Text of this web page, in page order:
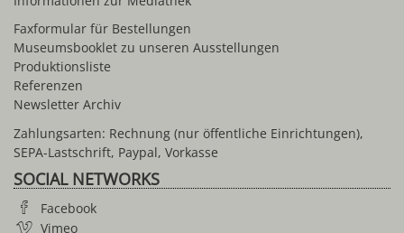
Faxformular für Bestellungen
Museumsbooklet zu unseren Ausstellungen
Produktionsliste
Referenzen
Newsletter Archiv
Zahlungsarten: Rechnung (nur öffentliche Einrichtungen),
SEPA-Lastschrift, Paypal, Vorkasse
SOCIAL NETWORKS
Facebook
Vimeo